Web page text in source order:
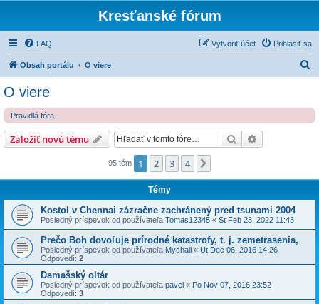
Kresťanské fórum
FAQ Prihlásiť sa
Vytvoriť účet
Obsah portálu O viere
O viere
Pravidlá fóra
Založiť novú tému Hľadať
95 tém 1 2 3 4
Témy
Kostol v Chennai zázračne zachránený pred tsunami 2004
Posledný príspevok od používateľa Tomas12345 « St Feb 23, 2022 11:43
Prečo Boh dovoľuje prírodné katastrofy, t. j. zemetrasenia,
Posledný príspevok od používateľa Mychail « Ut Dec 06, 2016 14:26
Odpovedí: 2
Damašský oltár
Posledný príspevok od používateľa pavel « Po Nov 07, 2016 23:52
Odpovedí: 3